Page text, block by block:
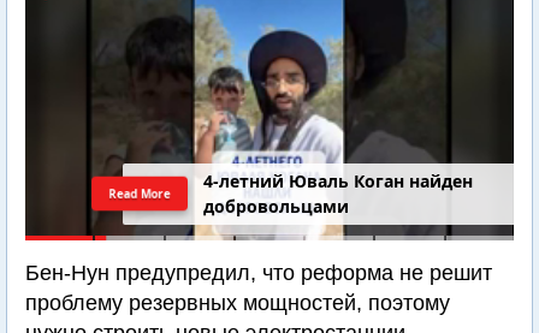
4-летний Юваль Коган найден
добровольцами
Read More
Бен-Нун предупредил, что реформа не решит
проблему резервных мощностей, поэтому